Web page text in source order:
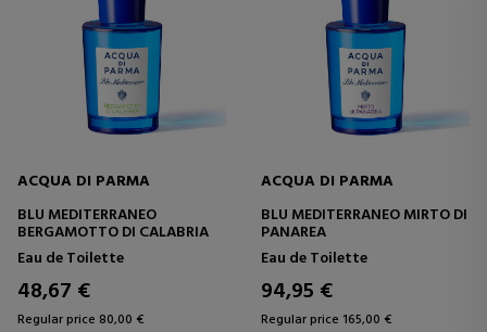
ACQUA DI PARMA
BLU MEDITERRANEO
BERGAMOTTO DI CALABRIA
Eau de Toilette
48,67 €
Regular price 80,00 €
ACQUA DI PARMA
BLU MEDITERRANEO MIRTO DI
PANAREA
Eau de Toilette
94,95 €
Regular price 165,00 €